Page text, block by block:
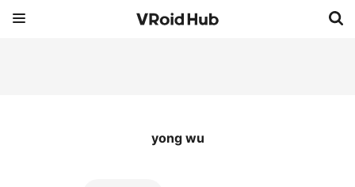
yong wu